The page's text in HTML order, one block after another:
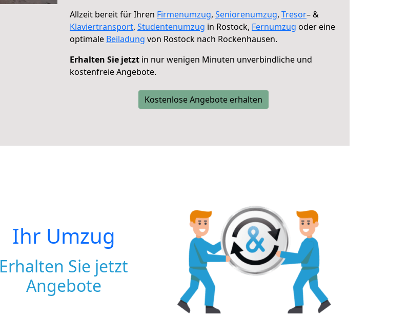
Allzeit bereit für Ihren Firmenumzug, Seniorenumzug, Tresor– &
Klaviertransport, Studentenumzug in Rostock, Fernumzug oder eine
optimale Beiladung von Rostock nach Rockenhausen.
Erhalten Sie jetzt in nur wenigen Minuten unverbindliche und
kostenfreie Angebote.
Kostenlose Angebote erhalten
Ihr Umzug
Erhalten Sie jetzt
Angebote